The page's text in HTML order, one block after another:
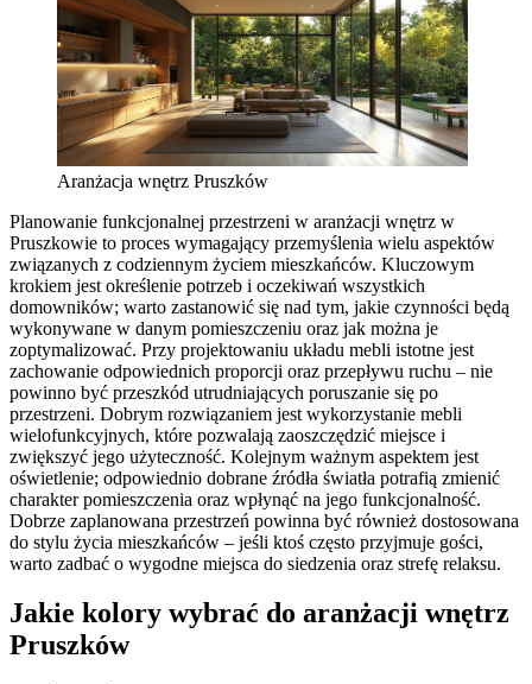
Aranżacja wnętrz Pruszków
Planowanie funkcjonalnej przestrzeni w aranżacji wnętrz w
Pruszkowie to proces wymagający przemyślenia wielu aspektów
związanych z codziennym życiem mieszkańców. Kluczowym
krokiem jest określenie potrzeb i oczekiwań wszystkich
domowników; warto zastanowić się nad tym, jakie czynności będą
wykonywane w danym pomieszczeniu oraz jak można je
zoptymalizować. Przy projektowaniu układu mebli istotne jest
zachowanie odpowiednich proporcji oraz przepływu ruchu – nie
powinno być przeszkód utrudniających poruszanie się po
przestrzeni. Dobrym rozwiązaniem jest wykorzystanie mebli
wielofunkcyjnych, które pozwalają zaoszczędzić miejsce i
zwiększyć jego użyteczność. Kolejnym ważnym aspektem jest
oświetlenie; odpowiednio dobrane źródła światła potrafią zmienić
charakter pomieszczenia oraz wpłynąć na jego funkcjonalność.
Dobrze zaplanowana przestrzeń powinna być również dostosowana
do stylu życia mieszkańców – jeśli ktoś często przyjmuje gości,
warto zadbać o wygodne miejsca do siedzenia oraz strefę relaksu.
Jakie kolory wybrać do aranżacji wnętrz
Pruszków